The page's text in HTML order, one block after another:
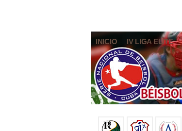
INICIO IV LIGA ELITE